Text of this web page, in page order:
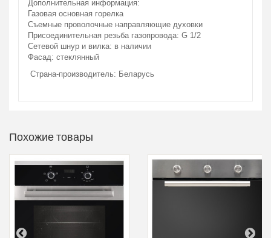
Дополнительная информация:
Газовая основная горелка
Съемные проволочные направляющие духовки
Присоединительная резьба газопровода: G 1/2
Сетевой шнур и вилка: в наличии
Фасад: стеклянный
Страна-производитель: Беларусь
Похожие товары